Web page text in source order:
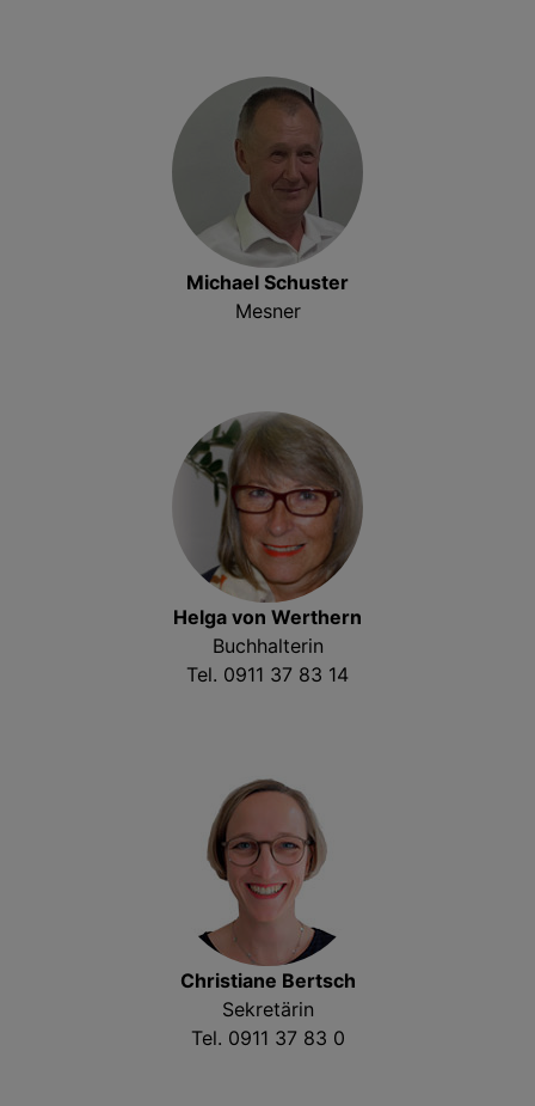
Michael Schuster
Mesner
Helga von Werthern
Buchhalterin
Tel. 0911 37 83 14
Christiane Bertsch
Sekretärin
Tel. 0911 37 83 0